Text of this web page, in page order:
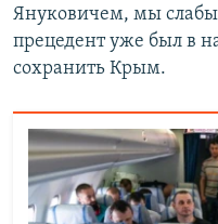
Януковичем, мы
прецедент уже был в
сохранить Крым.